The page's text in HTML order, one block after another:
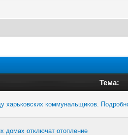
Тема:
харьковских коммунальщиков.
домах отключат отопление